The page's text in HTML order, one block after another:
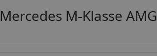
Mercedes M-Klasse AMG